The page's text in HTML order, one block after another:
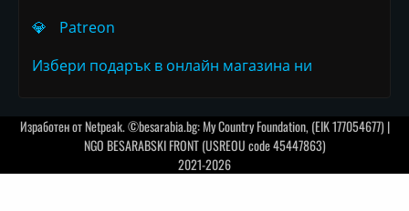
💎
Patreon
Избери подарък в онлайн магазина ни
Изработен отNetpeak. ©besarabia.bg: My Country Foundation, (EIK 177054677) |
NGO BESARABSKI FRONT (USREOU code 45447863)
2021-2026